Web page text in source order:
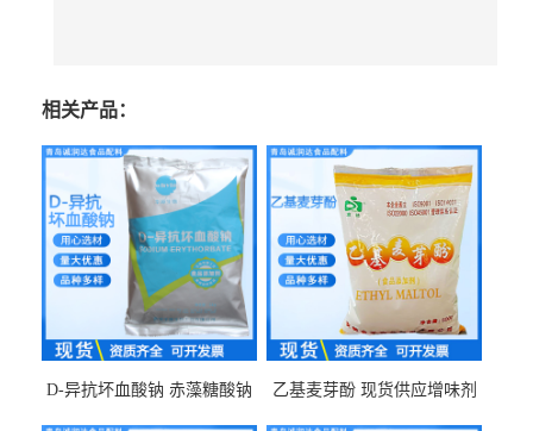
相关产品：
D-异抗坏血酸钠 赤藻糖酸钠
乙基麦芽酚 现货供应增味剂